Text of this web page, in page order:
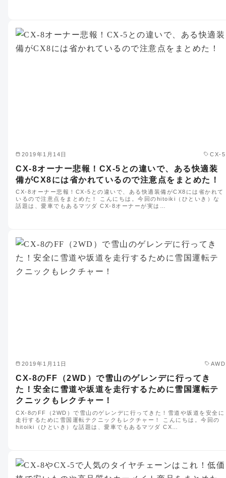
2019年1月14日 CX-5
CX-8オーナー悲報！CX-5との違いで、ある快適装
備がCX8には省かれているので注意点をまとめた！
CX-8オーナー悲報！CX-5との違いで、ある快適装備がCX8には省かれて
いるので注意点をまとめた！ こんにちは。今回のhitoiki（ひといき）な
話題は、愛車でもあるマツダ CX-8オーナーが実は…
2019年1月11日 AWD
CX-8のFF（2WD）で雪山のゲレンデに行ってき
た！安全に雪道や坂道を走行するために雪国運転テ
クニックもレクチャー！
CX-8のFF（2WD）で雪山のゲレンデに行ってきた！雪道や坂道を安全に
走行するために雪国運転テクニックもレクチャー！ こんにちは。今回の
hitoiki（ひといき）な話題は、愛車でもあるマツダ CX…